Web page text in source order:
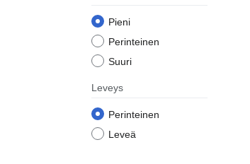
Pieni
Perinteinen
Suuri
Leveys
Perinteinen
Leveä